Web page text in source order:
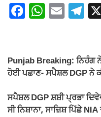
F
e
b
o
o
W
s
A
p
p
E T
gr
a
m
Punjab Breaking:
ਹੋਈ ਪਛਾਣ- ਸਪੈਸ਼ਲ DGP ਨੇ
ਸਪੈਸ਼ਲ DGP ਸ਼ਸ਼ੀ ਪ੍ਰਭਾ
ਸੀ ਨਿਸ਼ਾਨਾ, ਸਾਜ਼ਿਸ਼ ਪਿੱਛੇ